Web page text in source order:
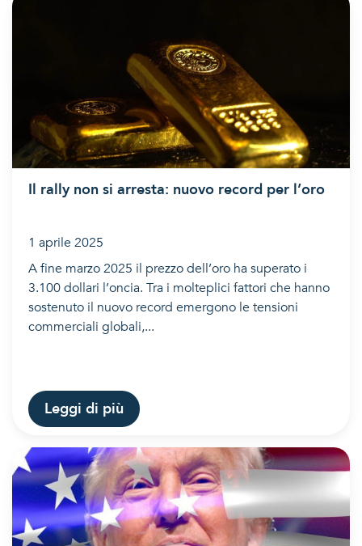
Il rally non si arresta: nuovo record per l’oro
1 aprile 2025
A fine marzo 2025 il prezzo dell’oro ha superato i
3.100 dollari l’oncia. Tra i molteplici fattori che hanno
sostenuto il nuovo record emergono le tensioni
commerciali globali,...
Leggi di più